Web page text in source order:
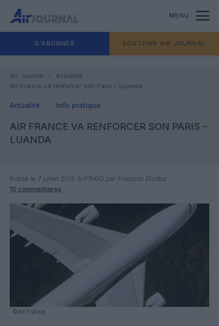
MENU
S'ABONNER SOUTENIR AIR JOURNAL
Air Journal
Actualité
Air France va renforcer son Paris – Luanda
Actualité Info pratique
AIR FRANCE VA RENFORCER SON PARIS –
LUANDA
Publié le 7 juillet 2015 à 07h00 par François Duclos
10 commentaires
©Air France